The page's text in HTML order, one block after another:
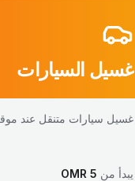
غسيل السيارات
غسيل سيارات متنقل عند
يبدأ من OMR 5